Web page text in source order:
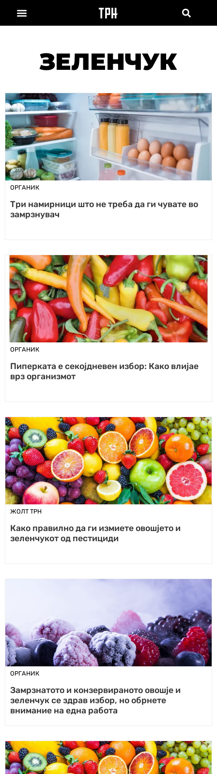
ЗЕЛЕНЧУК
ОРГАНИК
Три намирници што не треба да ги чувате во
замрзнувач
ОРГАНИК
Пиперката е секојдневен избор: Како влијае
врз организмот
ЖОЛТ ТРН
Како правилно да ги измиете овошјето и
зеленчукот од пестициди
ОРГАНИК
Замрзнатото и конзервираното овошје и
зеленчук се здрав избор, но обрнете
внимание на една работа